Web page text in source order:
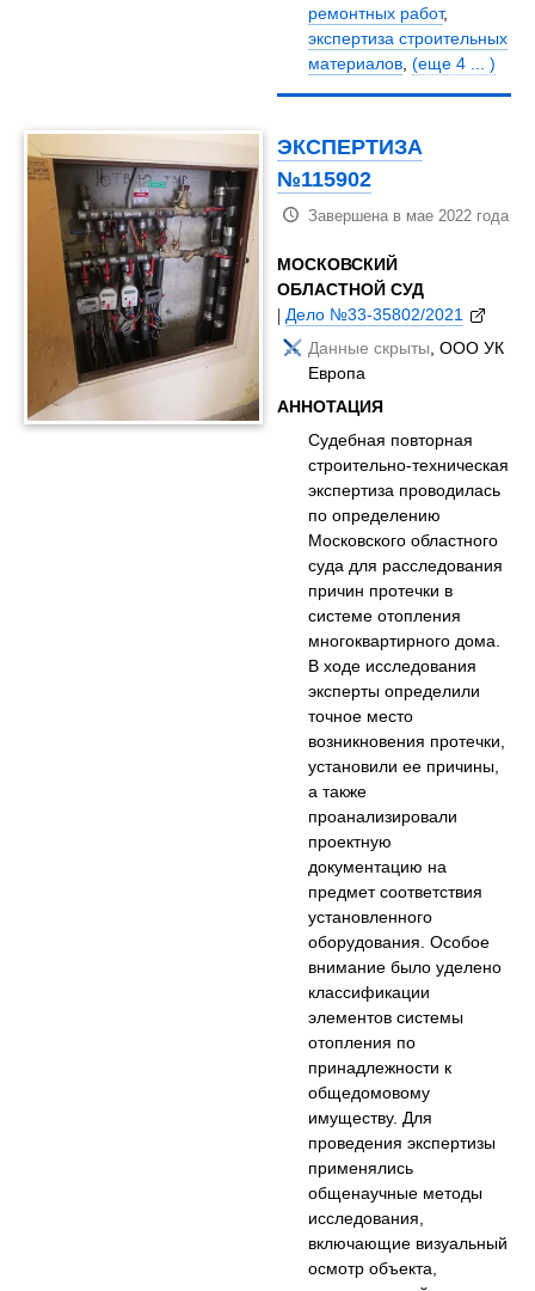
ремонтных работ,
экспертиза строительных
материалов ,(еще 4 ... )
ЭКСПЕРТИЗА
№115902
Завершена в мае 2022 года
МОСКОВСКИЙ
ОБЛАСТНОЙ СУД
|Дело №33-35802/2021
Данные скрыты, ООО УК
Европа
АННОТАЦИЯ
Судебная повторная
строительно-техническая
экспертиза проводилась
по определению
Московского областного
суда для расследования
причин протечки в
системе отопления
многоквартирного дома.
В ходе исследования
эксперты определили
точное место
возникновения протечки,
установили ее причины,
а также
проанализировали
проектную
документацию на
предмет соответствия
установленного
оборудования. Особое
внимание было уделено
классификации
элементов системы
отопления по
принадлежности к
общедомовому
имуществу. Для
проведения экспертизы
применялись
общенаучные методы
исследования,
включающие визуальный
осмотр объекта,